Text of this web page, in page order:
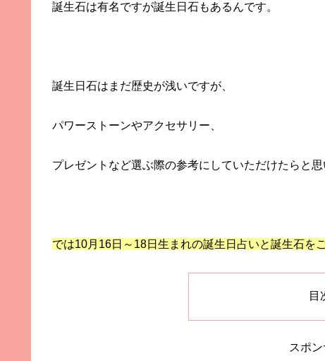
誕生石は有名ですが誕生日石もあるんです。
誕生日石はまだ歴史が浅いですが、
パワーストーンやアクセサリー、
プレゼントなど選ぶ際の参考にしていただけたらと思
では10月16日～18日生まれの誕生日占いと誕生石を
目
スポ